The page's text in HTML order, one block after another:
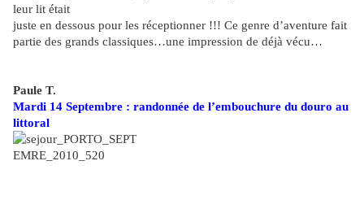
leur lit était
juste en dessous pour les réceptionner !!! Ce genre d’aventure fait
partie des grands classiques…une impression de déjà vécu…
Paule T.
Mardi 14 Septembre : randonnée de l’embouchure du douro au
littoral